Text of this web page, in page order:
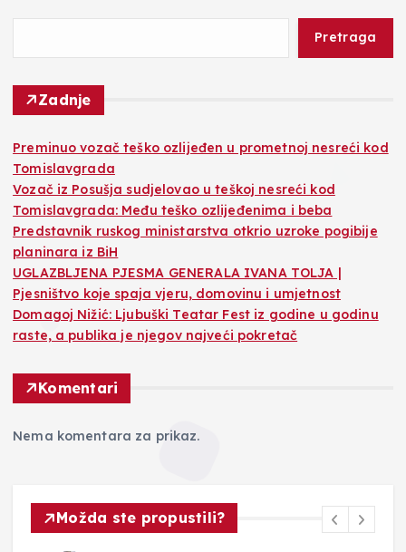
Pretraga
Zadnje
Preminuo vozač teško ozlijeđen u prometnoj nesreći kod
Tomislavgrada
Vozač iz Posušja sudjelovao u teškoj nesreći kod
Tomislavgrada: Među teško ozlijeđenima i beba
Predstavnik ruskog ministarstva otkrio uzroke pogibije
planinara iz BiH
UGLAZBLJENA PJESMA GENERALA IVANA TOLJA |
Pjesništvo koje spaja vjeru, domovinu i umjetnost
Domagoj Nižić: Ljubuški Teatar Fest iz godine u godinu
raste, a publika je njegov najveći pokretač
Komentari
Nema komentara za prikaz.
Možda ste propustili?